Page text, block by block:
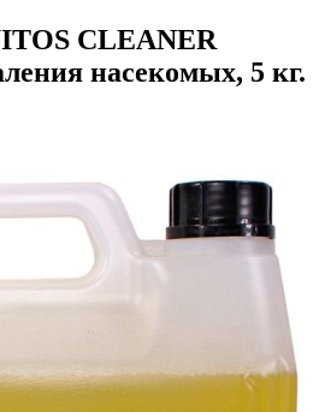
CLEANER
насекомых, 5 кг.